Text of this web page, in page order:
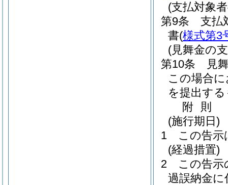
(支払対象
第9条
支払
書(様式第3
(見舞金の
第10条
見
この場合
を提出す
附 則
(施行期日)
1
この告示
(経過措置)
2
この告示
過誤納金に